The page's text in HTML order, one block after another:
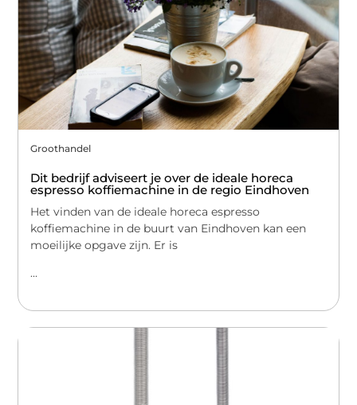
Groothandel
Dit bedrijf adviseert je over de ideale horeca
espresso koffiemachine in de regio Eindhoven
Het vinden van de ideale horeca espresso
koffiemachine in de buurt van Eindhoven kan een
moeilijke opgave zijn. Er is
...